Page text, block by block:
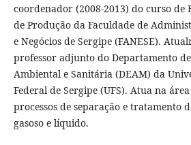
coordenador (2008-2013) do curso de
de Produção da Faculdade de
e Negócios de Sergipe (FANESE).
professor adjunto do Departamento
Ambiental e Sanitária (DEAM) da
Federal de Sergipe (UFS). Atua na
processos de separação e tratamento
gasoso e líquido.